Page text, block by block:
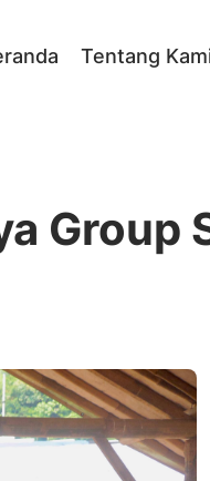
Tentang
Group